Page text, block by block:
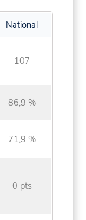
National
107
86,9 %
71,9 %
0 pts